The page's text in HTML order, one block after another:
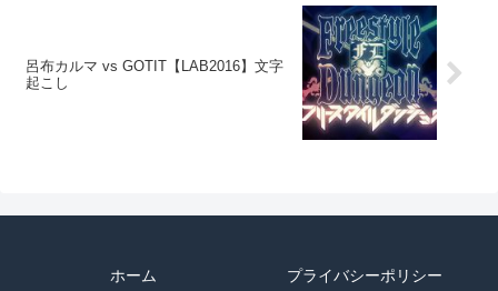
呂布カルマ vs GOTIT【LAB2016】文字
起こし
ホーム プライバシーポリシー